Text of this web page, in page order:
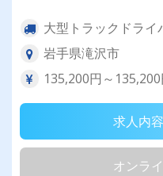
大型トラックドライ
岩手県滝沢市
135,200円～135,200
求人内
オンラ